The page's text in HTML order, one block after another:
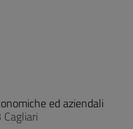
ed aziendali